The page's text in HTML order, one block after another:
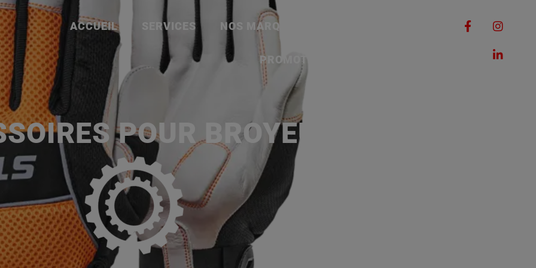
ACCUEIL SERVICES NOS MARQUES
PROMOTIONS
POUR BROYEURS